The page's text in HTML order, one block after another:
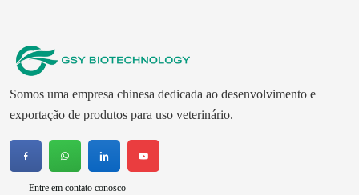
Somos uma empresa chinesa dedicada ao desenvolvimento e
exportação de produtos para uso veterinário.
Entre em contato conosco